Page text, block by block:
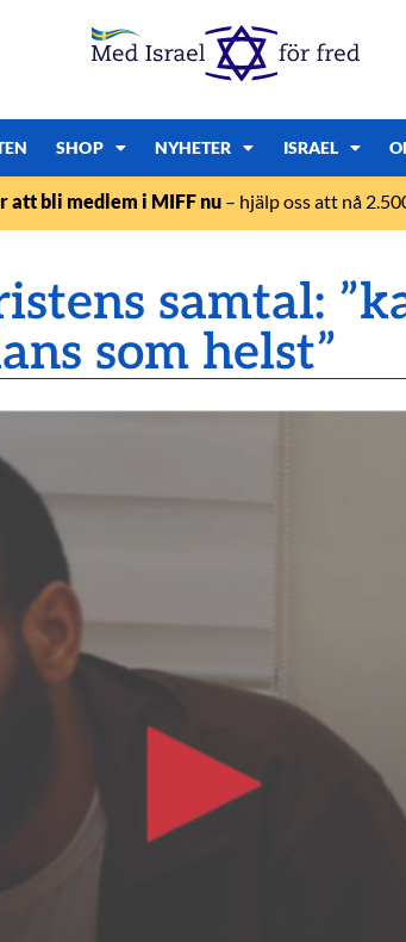
SHOP NYHETER ISRAEL
att bli medlem i MIFF nu– hjälp oss att nå
samtal:
som helst”